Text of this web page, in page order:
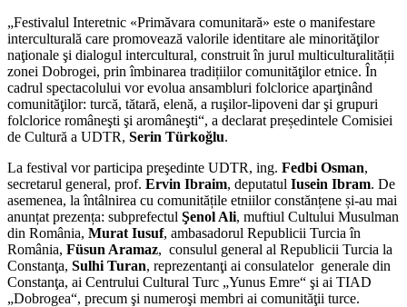
„Festivalul Interetnic «Primăvara comunitară» este o manifestare
interculturală care promovează valorile identitare ale minorităţilor
naţionale şi dialogul intercultural, construit în jurul multiculturalității
zonei Dobrogei, prin îmbinarea tradițiilor comunităţilor etnice. În
cadrul spectacolului vor evolua ansambluri folclorice aparţinând
comunităţilor: turcă, tătară, elenă, a ruşilor-lipoveni dar şi grupuri
folclorice româneşti şi aromâneşti“, a declarat președintele Comisiei
de Cultură a UDTR, Serin Türkoğlu.
La festival vor participa preşedinte UDTR, ing. Fedbi Osman,
secretarul general, prof. Ervin Ibraim, deputatul Iusein Ibram. De
asemenea, la întâlnirea cu comunitățile etniilor constănțene și-au mai
anunțat prezența: subprefectul Şenol Ali, muftiul Cultului Musulman
din România, Murat Iusuf, ambasadorul Republicii Turcia în
România, Füsun Aramaz, consulul general al Republicii Turcia la
Constanţa, Sulhi Turan, reprezentanţi ai consulatelor generale din
Constanţa, ai Centrului Cultural Turc „Yunus Emre“ şi ai TIAD
„Dobrogea“, precum şi numeroşi membri ai comunităţii turce.